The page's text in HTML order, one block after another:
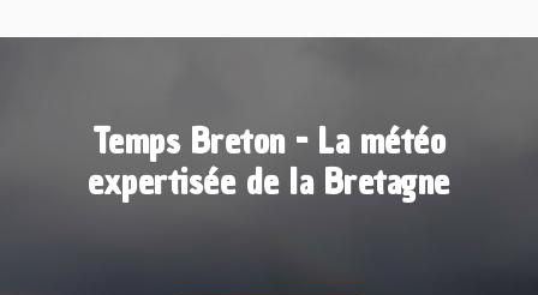
Temps Breton - La météo
expertisée de la Bretagne